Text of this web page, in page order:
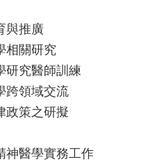
與推廣
相關研究
研究醫師訓練
跨領域交流
政策之研擬
神醫學實務工作